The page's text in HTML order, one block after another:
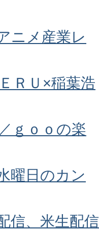
ニメ産業レ
ＲＵ×稲葉浩
ｇｏｏの楽
曜日のカン
信、米生配信